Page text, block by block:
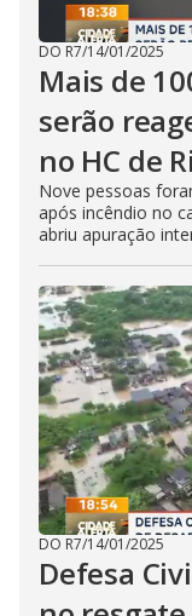
DO R7/14/01/2025
Mais de
serão
no HC de
Nove pessoas
após incêndio no
abriu apuração
DO R7/14/01/2025
Defesa